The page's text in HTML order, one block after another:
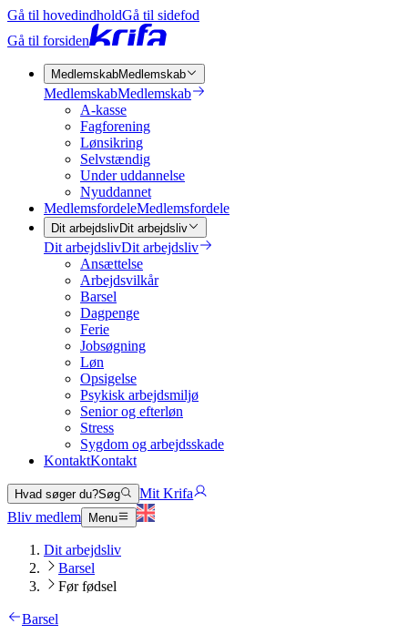
Gå til hovedindholdGå til sidefod
Gå til forsiden
MedlemskabMedlemskab
MedlemskabMedlemskab
A-kasse
Fagforening
Lønsikring
Selvstændig
Under uddannelse
Nyuddannet
MedlemsfordeleMedlemsfordele
Dit arbejdslivDit arbejdsliv
Dit arbejdslivDit arbejdsliv
Ansættelse
Arbejdsvilkår
Barsel
Dagpenge
Ferie
Jobsøgning
Løn
Opsigelse
Psykisk arbejdsmiljø
Senior og efterløn
Stress
Sygdom og arbejdsskade
KontaktKontakt
Hvad søger du?Søg
Mit Krifa
Bliv medlem
Menu
Dit arbejdsliv
Barsel
Før fødsel
Barsel